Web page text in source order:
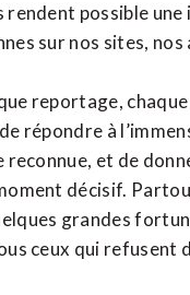
rendent possible
sur nos sites, nos
reportage,
répondre à
reconnue, et de
décisif.
grandes
ceux qui refusent